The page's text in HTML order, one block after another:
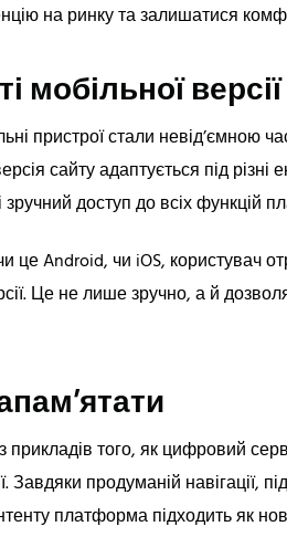
на ринку та залишатися
мобільної
пристрої стали невід’ємною
сайту адаптується під
доступ до всіх функцій
це Android, чи iOS, користувач
Це не лише зручно, а й
прикладів того, як цифровий
Завдяки продуманій навігації,
платформа підходить як